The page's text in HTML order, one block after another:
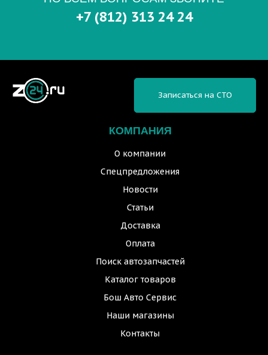
+7 (812) 313 24 24
КОМПАНИЯ
О компании
Спецпредложения
Новости
Статьи
Доставка
Оплата
Поиск автозапчастей
Каталог товаров
Бош Авто Сервис
Наши магазины
Контакты
Записаться на СТО